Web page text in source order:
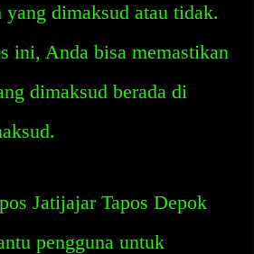
yang dimaksud atau tidak.
ini, Anda bisa memastikan
dimaksud berada di
Jatijajar Tapos Depok
pengguna untuk